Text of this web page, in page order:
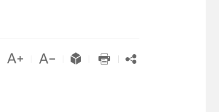
    